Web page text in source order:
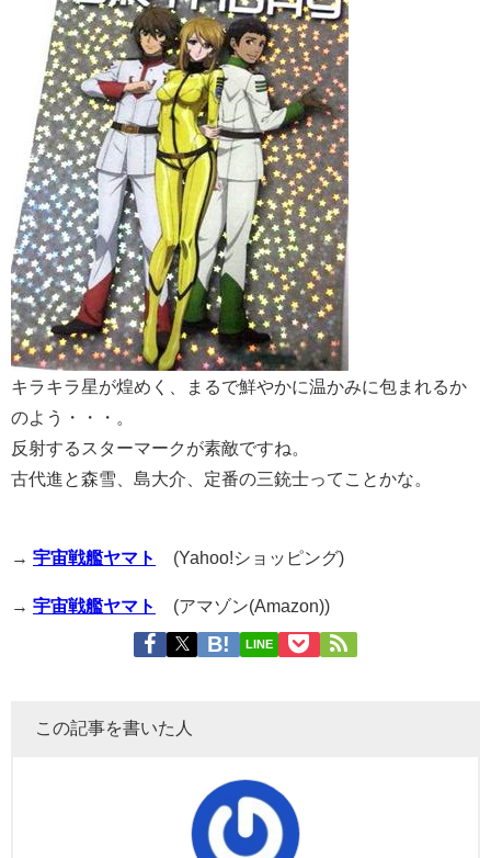
キラキラ星が煌めく、まるで鮮やかに温かみに包まれるか
のよう・・・。
反射するスターマークが素敵ですね。
古代進と森雪、島大介、定番の三銃士ってことかな。
→ 宇宙戦艦ヤマト (Yahoo!ショッピング)
→ 宇宙戦艦ヤマト (アマゾン(Amazon))
LINE
この記事を書いた人